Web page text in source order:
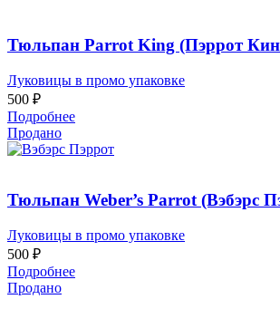
Тюльпан Parrot King (Пэррот
Луковицы в промо упаковке
500 ₽
Подробнее
Продано
Тюльпан Weber’s Parrot (Вэбэрс
Луковицы в промо упаковке
500 ₽
Подробнее
Продано